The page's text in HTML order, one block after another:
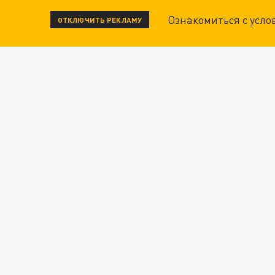
ОТКЛЮЧИТЬ РЕКЛАМУ Ознакомиться с